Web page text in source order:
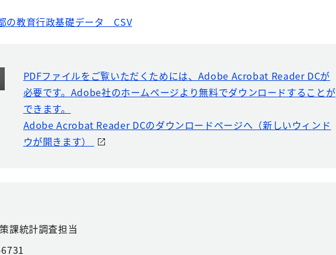
の教育行政基礎データ CSV
PDFファイルをご覧いただくためには、Adobe Acrobat Reader DCが
必要です。Adobe社のホームページより無料でダウンロードすることが
できます。
Adobe Acrobat Reader DCのダウンロードページへ（新しいウィンド
ウが開きます）
課統計調査担当